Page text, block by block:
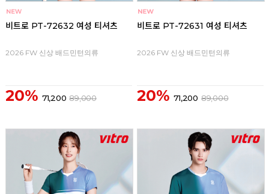
비트로 PT-72632 여성 티셔츠
2026 FW 신상 배드민턴의류
20% 71,200 89,000
비트로 PT-72631 여성 티셔츠
2026 FW 신상 배드민턴의류
20% 71,200 89,000